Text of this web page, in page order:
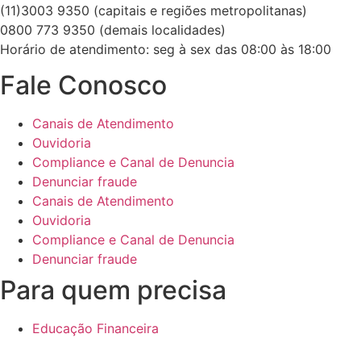
(11)3003 9350 (capitais e regiões metropolitanas)
0800 773 9350 (demais localidades)
Horário de atendimento: seg à sex das 08:00 às 18:00
Fale Conosco
Canais de Atendimento
Ouvidoria
Compliance e Canal de Denuncia
Denunciar fraude
Canais de Atendimento
Ouvidoria
Compliance e Canal de Denuncia
Denunciar fraude
Para quem precisa
Educação Financeira